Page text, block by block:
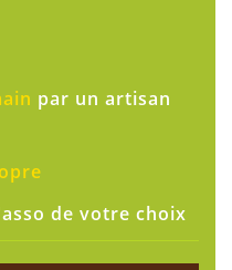
par un artisan
de votre choix